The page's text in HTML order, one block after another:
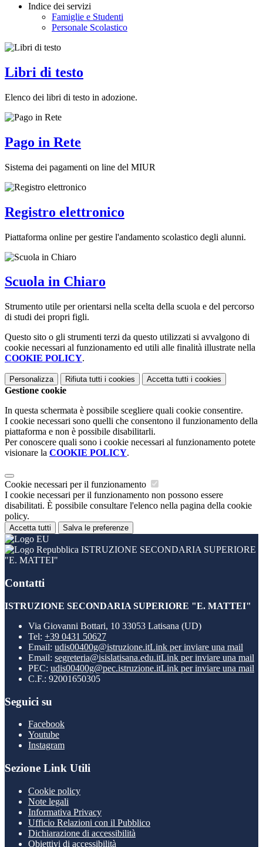
Indice dei servizi
Famiglie e Studenti
Personale Scolastico
Libri di testo
Elenco dei libri di testo in adozione.
Pago in Rete
Sistema dei pagamenti on line del MIUR
Registro elettronico
Piattaforma online per gestire l'andamento scolastico degli alunni.
Scuola in Chiaro
Strumento utile per orientarsi nella scelta della scuola e del percorso
di studi dei propri figli.
Questo sito o gli strumenti terzi da questo utilizzati si avvalgono di
cookie necessari al funzionamento ed utili alle finalità illustrate nella
COOKIE POLICY.
Personalizza Rifiuta tutti i cookies Accetta tutti i cookies
Gestione cookie
In questa schermata è possibile scegliere quali cookie consentire.
I cookie necessari sono quelli che consentono il funzionamento della
piattaforma e non è possibile disabilitarli.
Per conoscere quali sono i cookie necessari al funzionamento potete
visionare la COOKIE POLICY.
Cookie necessari per il funzionamento
I cookie necessari per il funzionamento non possono essere
disabilitati. È possibile consultare l'elenco nella pagina della cookie
policy.
Accetta tutti Salva le preferenze
ISTRUZIONE SECONDARIA SUPERIORE
"E. MATTEI"
Contatti
ISTRUZIONE SECONDARIA SUPERIORE "E. MATTEI"
Via Giovanni Bottari, 10 33053 Latisana (UD)
Tel: +39 0431 50627
Email: udis00400g@istruzione.itLink per inviare una mail
Email: segreteria@isislatisana.edu.itLink per inviare una mail
PEC: udis00400g@pec.istruzione.itLink per inviare una mail
C.F.: 92001650305
Seguici su
Facebook
Youtube
Instagram
Sezione Link Utili
Cookie policy
Note legali
Informativa Privacy
Ufficio Relazioni con il Pubblico
Dichiarazione di accessibilità
Obiettivi di accessibilità